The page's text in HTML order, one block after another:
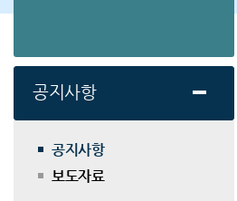
공지사항
공지사항
보도자료